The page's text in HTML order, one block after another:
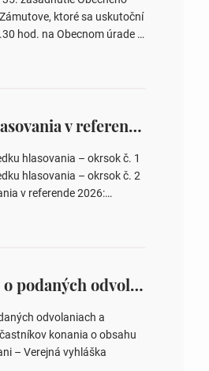
ktoré sa uskutoční
hod. na Obecnom úrade v
návrhovej komisie a
poslancov obecných
4. Schválenie odpredaja
–…
Výsledky hlasovania v referende 2026
hlasovania – okrsok č. 1
hlasovania – okrsok č. 2
v referende 2026:
www.volbysr.sk/…
Oznámenie o podaných odvolaniach a upovedomenie účastníkov konania o obsahu podaných odvolani – Verejná vyhláška
odvolaniach a
konania o obsahu
– Verejná vyhláška